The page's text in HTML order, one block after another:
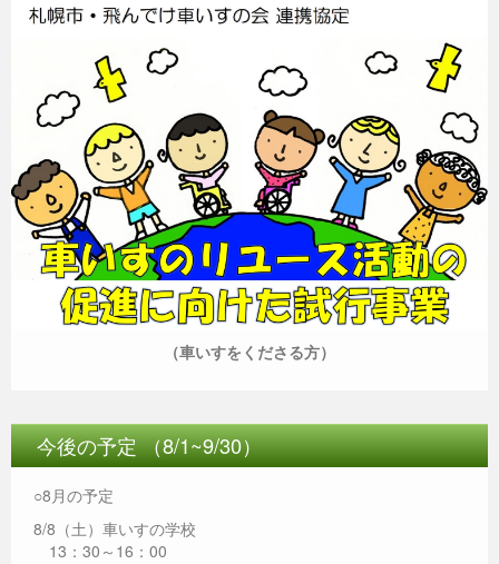
（車いすをくださる方）
今後の予定 （8/1~9/30）
○8月の予定
8/8（土）車いすの学校
13：30～16：00